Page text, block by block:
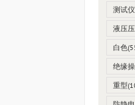
测试仪
液压
白色
绝缘
重型